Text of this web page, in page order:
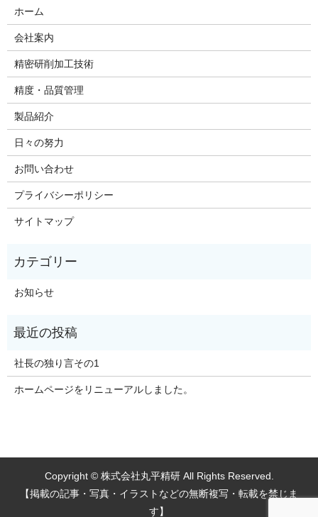
ホーム
会社案内
精密研削加工技術
精度・品質管理
製品紹介
日々の努力
お問い合わせ
プライバシーポリシー
サイトマップ
お知らせ
社長の独り言その1
ホームページをリニューアルしました。
Copyright © 株式会社丸平精研 All Rights Reserved.
【掲載の記事・写真・イラストなどの無断複写・転載を禁じま
す】